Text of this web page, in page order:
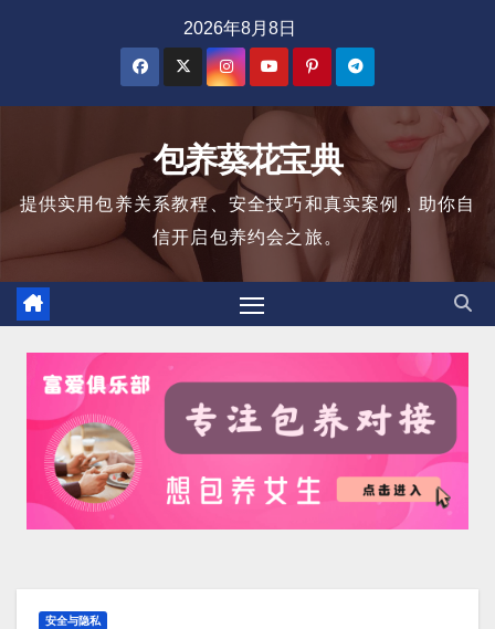
2026年8月8日
包养葵花宝典
提供实用包养关系教程、安全技巧和真实案例，助你自
信开启包养约会之旅。
安全与隐私